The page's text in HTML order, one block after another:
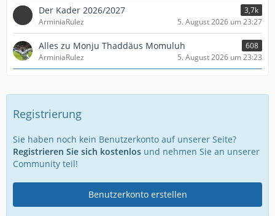
Der Kader 2026/2027
3,7k
ArminiaRulez
5. August 2026 um 23:27
Alles zu Monju Thaddäus Momuluh
608
ArminiaRulez
5. August 2026 um 23:23
Registrierung
Sie haben noch kein Benutzerkonto auf unserer Seite?
Registrieren Sie sich kostenlos und nehmen Sie an unserer
Community teil!
Benutzerkonto erstellen